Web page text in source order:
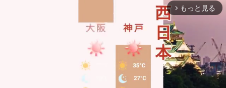
arrow_forward_ios もっと見る